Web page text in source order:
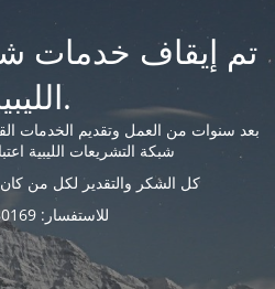
تم إيقاف خدمات
الليبية.
بعد سنوات من العمل وتقديم الخدمات
شبكة التشريعات الليبية
كل الشكر والتقدير لكل من
للاستفسار: 0928080169